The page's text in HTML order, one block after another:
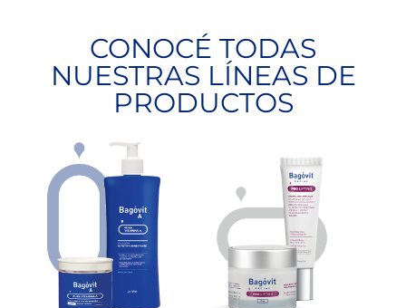
CONOCÉ TODAS
NUESTRAS LÍNEAS DE
PRODUCTOS